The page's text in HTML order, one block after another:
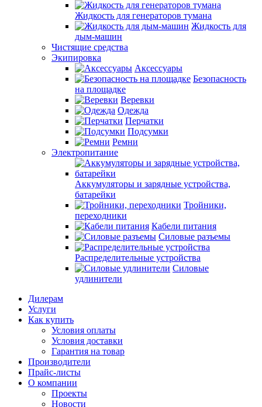
Жидкость для генераторов тумана
Жидкость для
дым-машин
Чистящие средства
Экипировка
Аксессуары
Безопасность
на площадке
Веревки
Одежда
Перчатки
Подсумки
Ремни
Электропитание
Аккумуляторы и зарядные устройства,
батарейки
Тройники,
переходники
Кабели питания
Силовые разъемы
Распределительные устройства
Силовые
удлинители
Дилерам
Услуги
Как купить
Условия оплаты
Условия доставки
Гарантия на товар
Производители
Прайс-листы
О компании
Проекты
Новости